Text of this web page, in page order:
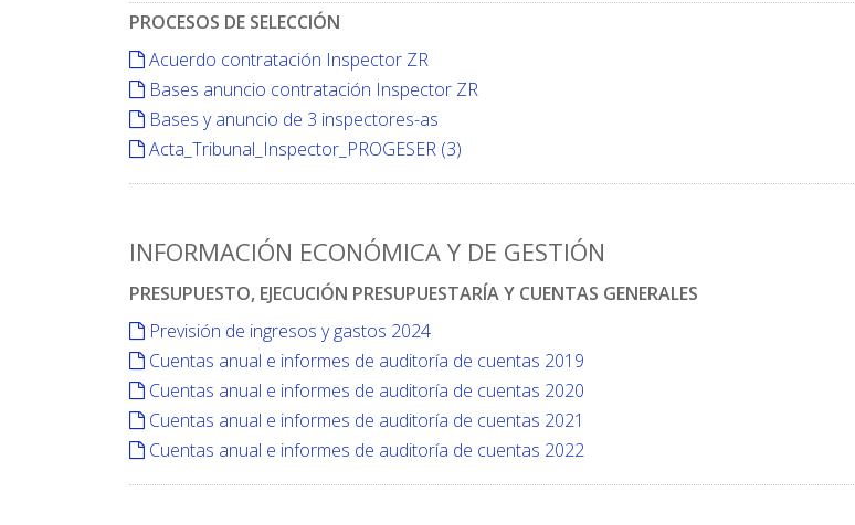
PROCESOS DE SELECCIÓN
Acuerdo contratación Inspector ZR
Bases anuncio contratación Inspector ZR
Bases y anuncio de 3 inspectores-as
Acta_Tribunal_Inspector_PROGESER (3)
INFORMACIÓN ECONÓMICA Y DE GESTIÓN
PRESUPUESTO, EJECUCIÓN PRESUPUESTARÍA Y CUENTAS GENERALES
Previsión de ingresos y gastos 2024
Cuentas anual e informes de auditoría de cuentas 2019
Cuentas anual e informes de auditoría de cuentas 2020
Cuentas anual e informes de auditoría de cuentas 2021
Cuentas anual e informes de auditoría de cuentas 2022